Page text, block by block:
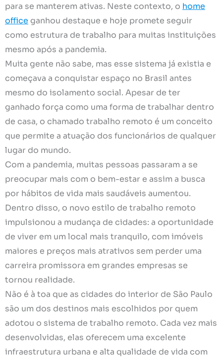
para se manterem ativas. Neste contexto, o home
office ganhou destaque e hoje promete seguir
como estrutura de trabalho para muitas instituições
mesmo após a pandemia.
Muita gente não sabe, mas esse sistema já existia e
começava a conquistar espaço no Brasil antes
mesmo do isolamento social. Apesar de ter
ganhado força como uma forma de trabalhar dentro
de casa, o chamado trabalho remoto é um conceito
que permite a atuação dos funcionários de qualquer
lugar do mundo.
Com a pandemia, muitas pessoas passaram a se
preocupar mais com o bem-estar e assim a busca
por hábitos de vida mais saudáveis aumentou.
Dentro disso, o novo estilo de trabalho remoto
impulsionou a mudança de cidades: a oportunidade
de viver em um local mais tranquilo, com imóveis
maiores e preços mais atrativos sem perder uma
carreira promissora em grandes empresas se
tornou realidade.
Não é à toa que as cidades do interior de São Paulo
são um dos destinos mais escolhidos por quem
adotou o sistema de trabalho remoto. Cada vez mais
desenvolvidas, elas oferecem uma excelente
infraestrutura urbana e alta qualidade de vida com